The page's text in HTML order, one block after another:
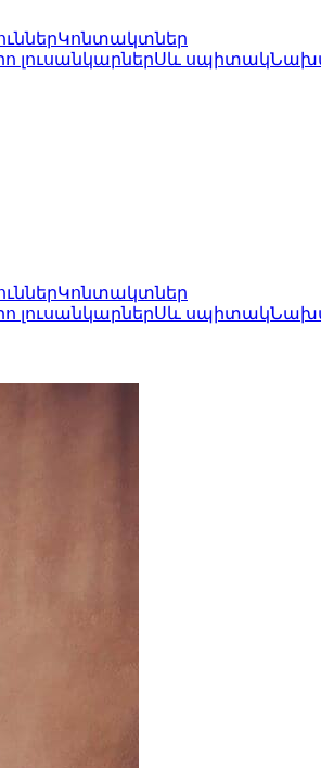
Կոնտակտներ
լուսանկարներՍև սպիտակ
Կոնտակտներ
լուսանկարներՍև սպիտակ